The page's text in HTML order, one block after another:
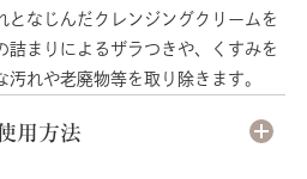
なじんだクレンジングクリームを
詰まりによるザラつきや、くすみを
れや老廃物等を取り除きます。
用方法